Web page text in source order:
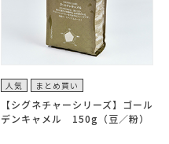
人気 まとめ買い
【シグネチャーシリーズ】ゴール
デンキャメル 150g（豆／粉）